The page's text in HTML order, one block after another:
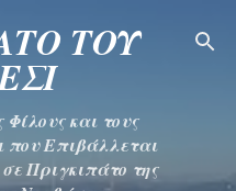
περιεχόμενο
ΤΟΥ
και τους
που Επιβάλλεται
Πριγκιπάτο της